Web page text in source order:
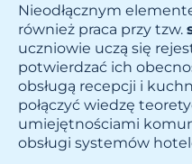
Nieodłącznym
również praca przy tzw.
uczniowie uczą się
potwierdzać ich
obsługą recepcji i
połączyć wiedzę
umiejętnościami
obsługi systemów